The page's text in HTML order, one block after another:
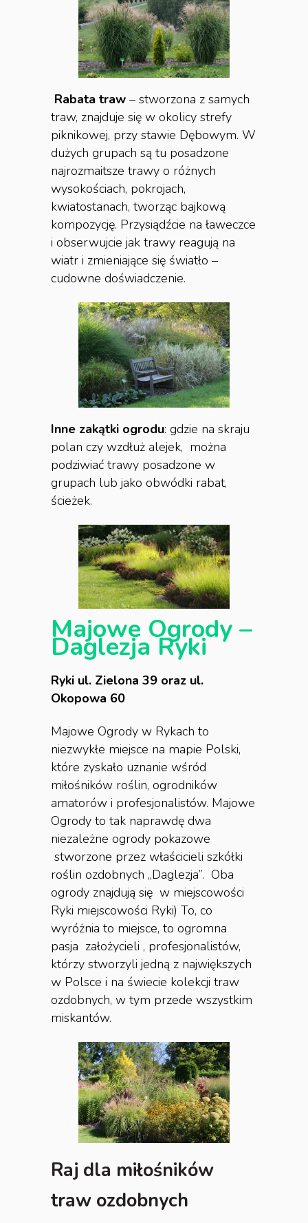
Rabata traw – stworzona z samych
traw, znajduje się w okolicy strefy
piknikowej, przy stawie Dębowym. W
dużych grupach są tu posadzone
najrozmaitsze trawy o różnych
wysokościach, pokrojach,
kwiatostanach, tworząc bajkową
kompozycję. Przysiądźcie na ławeczce
i obserwujcie jak trawy reagują na
wiatr i zmieniające się światło –
cudowne doświadczenie.
Inne zakątki ogrodu: gdzie na skraju
polan czy wzdłuż alejek, można
podziwiać trawy posadzone w
grupach lub jako obwódki rabat,
ścieżek.
Majowe Ogrody –
Daglezja Ryki
Ryki ul. Zielona 39 oraz ul.
Okopowa 60
Majowe Ogrody w Rykach to
niezwykłe miejsce na mapie Polski,
które zyskało uznanie wśród
miłośników roślin, ogrodników
amatorów i profesjonalistów. Majowe
Ogrody to tak naprawdę dwa
niezależne ogrody pokazowe
stworzone przez właścicieli szkółki
roślin ozdobnych „Daglezja”. Oba
ogrody znajdują się w miejscowości
Ryki miejscowości Ryki) To, co
wyróżnia to miejsce, to ogromna
pasja założycieli , profesjonalistów,
którzy stworzyli jedną z największych
w Polsce i na świecie kolekcji traw
ozdobnych, w tym przede wszystkim
miskantów.
Raj dla miłośników
traw ozdobnych